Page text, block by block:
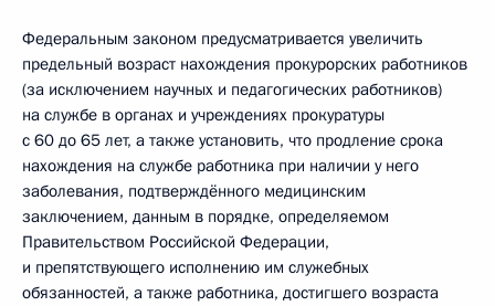
Федеральным законом предусматривается увеличить
предельный возраст нахождения прокурорских работников
(за исключением научных и педагогических работников)
на службе в органах и учреждениях прокуратуры
с 60 до 65 лет, а также установить, что продление срока
нахождения на службе работника при наличии у него
заболевания, подтверждённого медицинским
заключением, данным в порядке, определяемом
Правительством Российской Федерации,
и препятствующего исполнению им служебных
обязанностей, а также работника, достигшего возраста